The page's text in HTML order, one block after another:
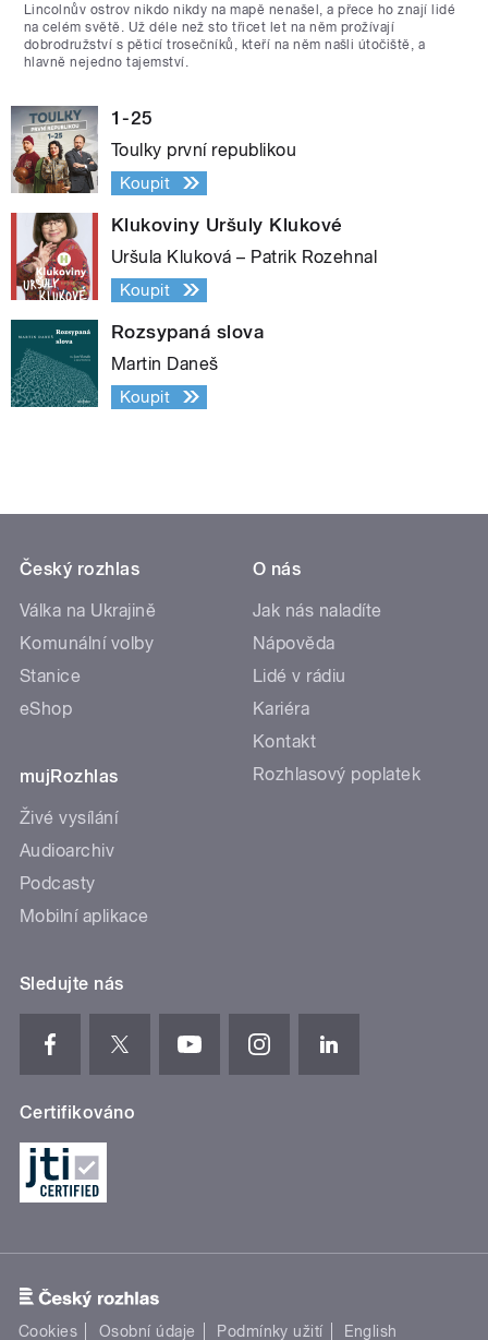
Lincolnův ostrov nikdo nikdy na mapě nenašel, a přece ho znají lidé
na celém světě. Už déle než sto třicet let na něm prožívají
dobrodružství s pěticí trosečníků, kteří na něm našli útočiště, a
hlavně nejedno tajemství.
1-25
Toulky první republikou
Koupit
Klukoviny Uršuly Klukové
Uršula Kluková – Patrik Rozehnal
Koupit
Rozsypaná slova
Martin Daneš
Koupit
Český rozhlas
Válka na Ukrajině
Komunální volby
Stanice
eShop
mujRozhlas
Živé vysílání
Audioarchiv
Podcasty
Mobilní aplikace
O nás
Jak nás naladíte
Nápověda
Lidé v rádiu
Kariéra
Kontakt
Rozhlasový poplatek
Sledujte nás
Certifikováno
Cookies Osobní údaje Podmínky užití English